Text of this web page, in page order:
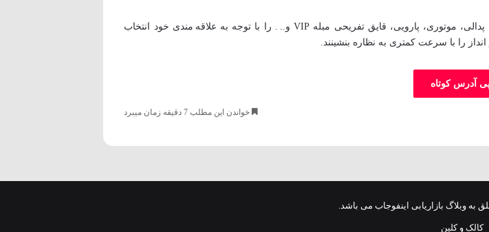
15. قایق سواری: برای قایق سواری در کیش می توانید انواع مختلف قایق های پدالی، موتوری، پارویی، قایق تفریحی مبله VIP و.. . را با توجه به علاقه مندی خود انتخاب
را با سرعت کمتری به نظاره بنشینند.
آدرس کوتاه
خواندن این مطلب 7 دقیقه زمان میبرد
وبلاگ بازاریابی اینفوجاب می باشد.
کالک و کلین